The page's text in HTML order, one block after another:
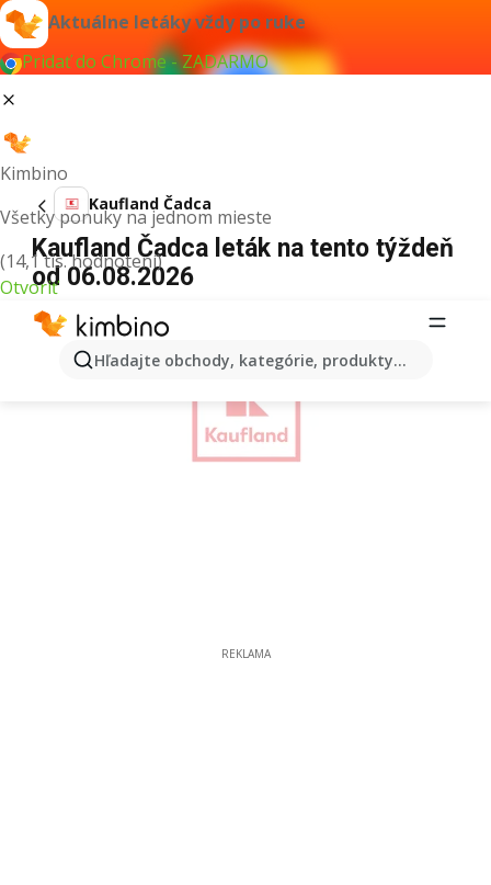
Aktuálne letáky vždy po ruke
Pridať do Chrome - ZADARMO
Kimbino
Všetky ponuky na jednom mieste
(14,1 tis. hodnotení)
Otvoriť
Hľadajte obchody, kategórie, produkty...
Kaufland Čadca
Kaufland Čadca leták na tento týždeň
od 06.08.2026
REKLAMA